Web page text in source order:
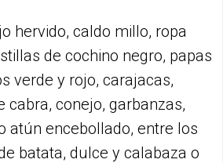
hervido, caldo millo, ropa
de cochino negro, papas
verde y rojo, carajacas,
cabra, conejo, garbanzas,
atún encebollado, entre los
batata, dulce y calabaza o